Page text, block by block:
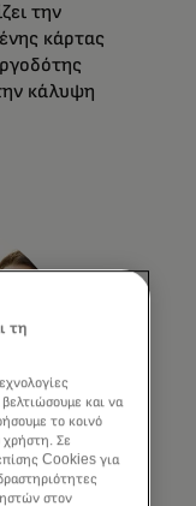
την
κάρτας
κάλυψη
τη
και να
το κοινό
χρήστη. Σε
Cookies για
στον